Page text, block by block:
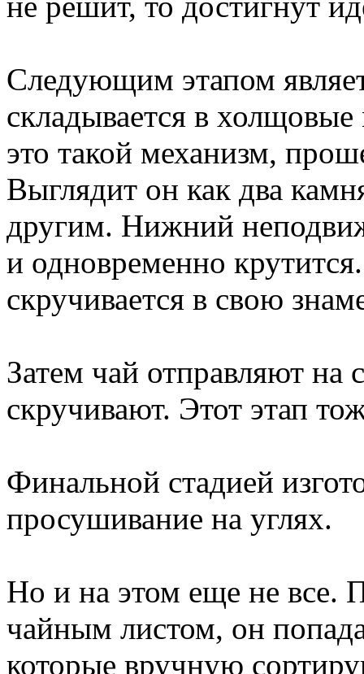
Следующим этапом
складывается в
это такой механизм,
Выглядит он как два
другим. Нижний
и одновременно
скручивается в свою
Затем чай отправляют на
скручивают. Этот этап
Финальной стадией
просушивание на углях.
Но и на этом еще не все.
чайным листом, он
которые вручную